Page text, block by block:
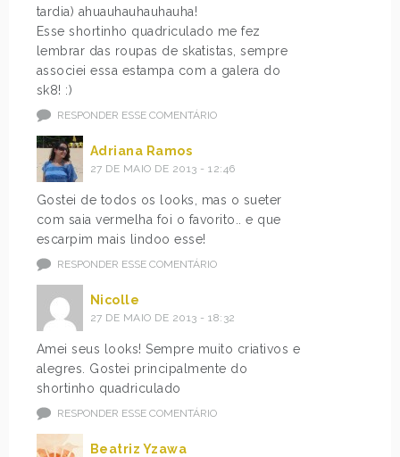
tardia) ahuauhauhauhauha!
Esse shortinho quadriculado me fez
lembrar das roupas de skatistas, sempre
associei essa estampa com a galera do
sk8! :)
RESPONDER ESSE COMENTÁRIO
Adriana Ramos
27 DE MAIO DE 2013 - 12:46
Gostei de todos os looks, mas o sueter
com saia vermelha foi o favorito.. e que
escarpim mais lindoo esse!
RESPONDER ESSE COMENTÁRIO
Nicolle
27 DE MAIO DE 2013 - 18:32
Amei seus looks! Sempre muito criativos e
alegres. Gostei principalmente do
shortinho quadriculado
RESPONDER ESSE COMENTÁRIO
Beatriz Yzawa